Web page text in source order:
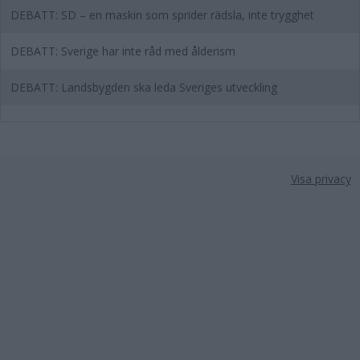
DEBATT: SD – en maskin som sprider rädsla, inte trygghet
DEBATT: Sverige har inte råd med ålderism
DEBATT: Landsbygden ska leda Sveriges utveckling
Visa privacy